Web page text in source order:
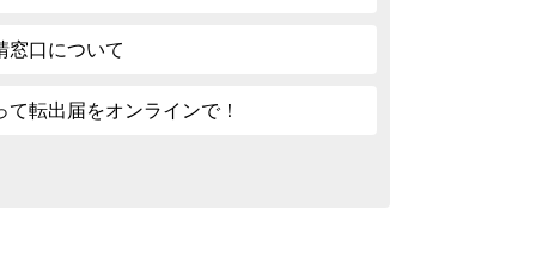
窓口について
転出届をオンラインで！